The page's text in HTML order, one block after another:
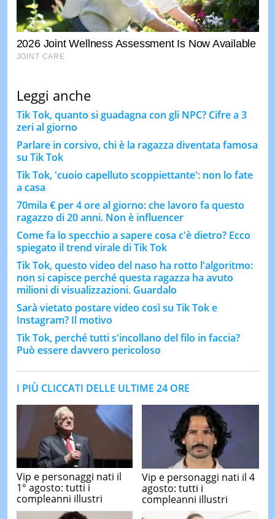
Leggi anche
Tik Tok, quanto si guadagna con gli NPC? Cifre a 3
zeri al giorno
Parlare in corsivo, chi è la ragazza diventata famosa
su Tik Tok
Tik Tok, 'cuoio capelluto scoppiettante': non lo fate
a casa
70mila € per 4 ore al giorno: che lavoro fa questo
ragazzo di 20 anni. Non è influencer
Come fa lo specchio a sapere cosa c'è dietro? Ecco
spiegato il trend virale di Tik Tok
Tik Tok, questo video del naso ha rotto l'algoritmo:
non si capisce perché questa ragazza ha avuto
milioni di visualizzazioni. Guardalo
Sarà vietato postare video così su Tik Tok e
Instagram? Il motivo
Tik Tok, perché tutti s'incollano del filo in faccia?
Può essere davvero pericoloso
I PIÙ CLICCATI DELLE ULTIME 24 ORE
Vip e personaggi nati il
1° agosto: tutti i
compleanni illustri
Vip e personaggi nati il 4
agosto: tutti i
compleanni illustri